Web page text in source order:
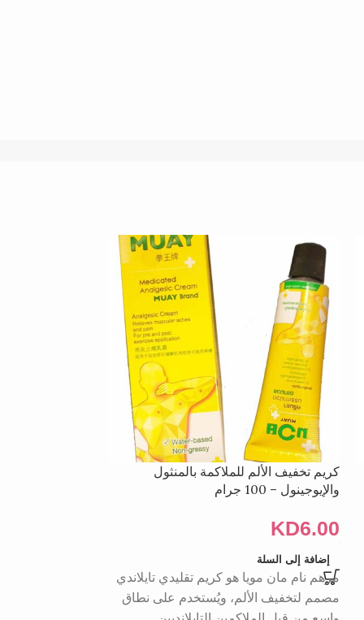
كريم تخفيف الألم للملاكمة بالمنثول
والإيوجينول – 100 جرام
KD6.00
إضافة إلى السلة
مرهم نام مان مويا هو كريم تقليدي تايلاندي
مصمم لتخفيف الألم، ويُستخدم على نطاق